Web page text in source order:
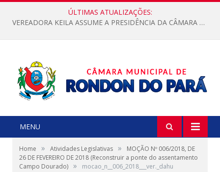
ÚLTIMAS ATUALIZAÇÕES:
VEREADORA KEILA ASSUME A PRESIDÊNCIA DA CÂMARA MUNICIPAL.
MENU
Home » Atividades Legislativas »
MOÇÃO Nº 006/2018, DE
26 DE FEVEREIRO DE 2018 (Reconstruir a ponte do assentamento
Campo Dourado) » mocao_n__006_2018___ver._dahu